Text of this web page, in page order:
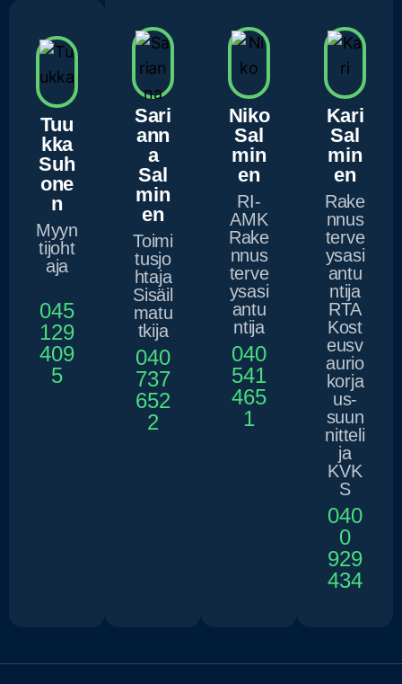
ASIANTUNTIJAMME
Tuu
kka
Suh
one
n
Myyn
tijoht
aja
045
129
409
5
Sari
ann
a
Sal
min
en
Toimi
tusjo
htaja
Sisäil
matu
tkija
040
737
652
2
Niko
Sal
min
en
RI-
AMK
Rake
nnus
terve
ysasi
antu
ntija
040
541
465
1
Kari
Sal
min
en
Rake
nnus
terve
ysasi
antu
ntija
RTA
Kost
eusv
aurio
korja
us-
suun
nitteli
ja
KVK
S
040
0
929
434